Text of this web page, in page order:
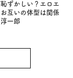
ずかしい？エロエ
互いの体型は関係
一郎